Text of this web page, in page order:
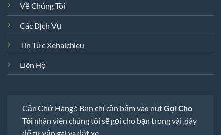
Về Chúng Tôi
Các Dịch Vụ
Tin Tức Xehaichieu
Liên Hệ
Cần Chở Hàng?: Bạn chỉ cần bấm vào nútGọi Cho
Tôi nhân viên chúng tôi sẽ gọi cho bạn trong vài giây
để tư vấn gái và đặt xe